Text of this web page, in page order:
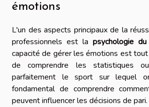
émotions
L'un des aspects principaux de la
professionnels est la psychologie
capacité de gérer les émotions est
de comprendre les statistiques
parfaitement le sport sur lequel
fondamental de comprendre
peuvent influencer les décisions de pari.